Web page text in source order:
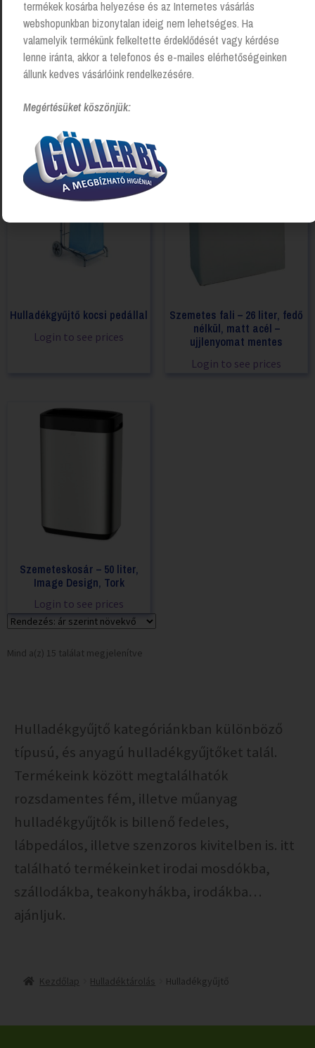
Szemeteszsák tartó állvány
Szemetes fali – 26 liter, fedő
Hulladékgyűjtő kocsi pedállal
Login to see prices
Szemetes fali – 26 liter, fedő
nélkül, matt acél –
ujjlenyomat mentes
Login to see prices
Szemeteskosár – 50 liter,
Image Design, Tork
Login to see prices
Mind a(z) 15 találat megjelenítve
Hulladékgyűjtő kategóriánkban különböző
típusú, és anyagú hulladékgyűjtőket talál.
Termékeink között megtalálhatók
rozsdamentes fém, illetve műanyag
hulladékgyűjtők is billenő fedeles,
lábpedálos, illetve szenzoros kivitelben is. itt
található termékeinket irodai mosdókba,
szállodákba, teakonyhákba, irodákba…
ajánljuk.
Kezdőlap Hulladéktárolás Hulladékgyűjtő
termékek kosárba helyezése és az Internetes vásárlás
webshopunkban bizonytalan ideig nem lehetséges. Ha
valamelyik termékünk felkeltette érdeklődését vagy kérdése
lenne iránta, akkor a telefonos és e-mailes elérhetőségeinken
állunk kedves vásárlóink rendelkezésére.
Megértésüket köszönjük: